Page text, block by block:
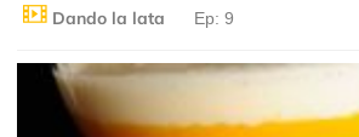
Dando la lata Ep: 9